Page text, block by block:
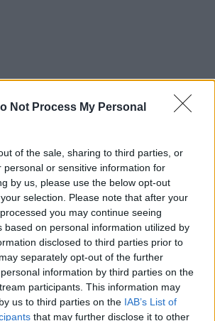
Not Process My Personal
of the sale, sharing to third parties, or
personal or sensitive information for
by us, please use the below opt-out
selection. Please note that after your
you may continue seeing
based on personal information utilized by
disclosed to third parties prior to
separately opt-out of the further
information by third parties on the
participants. This information may
us to third parties on the IAB’s List of
that may further disclose it to other
διαμοιρασμού φωτογραφιών για
πρόσφατα λάνσαρε και την
για Androidανακοίνωσε σήμερα
την Facebook.